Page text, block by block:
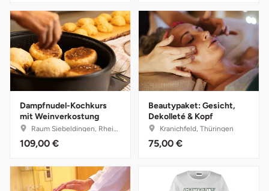
Dampfnudel-Kochkurs
mit Weinverkostung
Raum Siebeldingen, Rheinland-Pfalz
109,00 €
Beautypaket: Gesicht,
Dekolleté & Kopf
Kranichfeld, Thüringen
75,00 €
Stormarn
Straubing
Sulz am Neckar
Tegernsee